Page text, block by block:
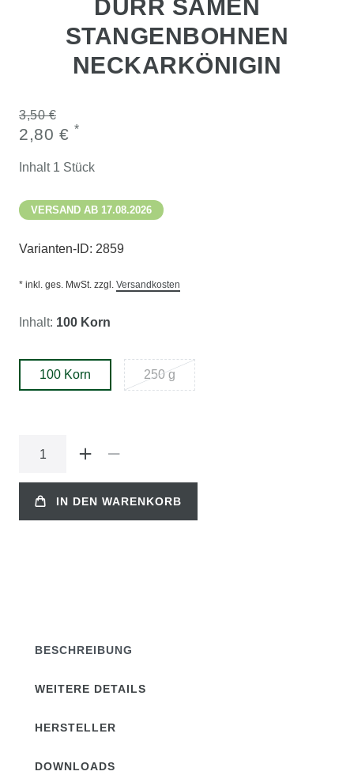
DÜRR SAMEN
STANGENBOHNEN
NECKARKÖNIGIN
3,50 €
2,80 € *
Inhalt 1 Stück
VERSAND AB 17.08.2026
Varianten-ID: 2859
* inkl. ges. MwSt. zzgl. Versandkosten
Inhalt: 100 Korn
100 Korn 250 g
IN DEN WARENKORB
BESCHREIBUNG
WEITERE DETAILS
HERSTELLER
DOWNLOADS